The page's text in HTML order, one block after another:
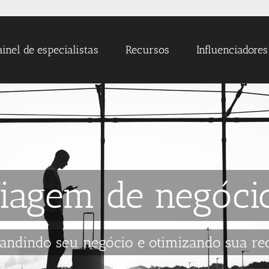
de especialistas Recursos Influenciadores
de
seu negócio e otimizando sua